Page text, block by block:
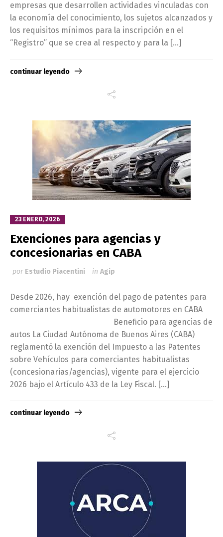
empresas que desarrollen actividades vinculadas con
la economía del conocimiento, los sujetos alcanzados y
los requisitos mínimos para la inscripción en el
“Registro” que se crea al respecto y para la […]
continuar leyendo
23 ENERO, 2026
Exenciones para agencias y
concesionarias en CABA
por Estudio Piacentini in Agip
Desde 2026, hay exención del pago de patentes para
comerciantes habitualistas de automotores en CABA
Beneficio para agencias de
autos La Ciudad Autónoma de Buenos Aires (CABA)
reglamentó la exención del Impuesto a las Patentes
sobre Vehículos para comerciantes habitualistas
(concesionarias/agencias), vigente para el ejercicio
2026 bajo el Artículo 433 de la Ley Fiscal. […]
continuar leyendo